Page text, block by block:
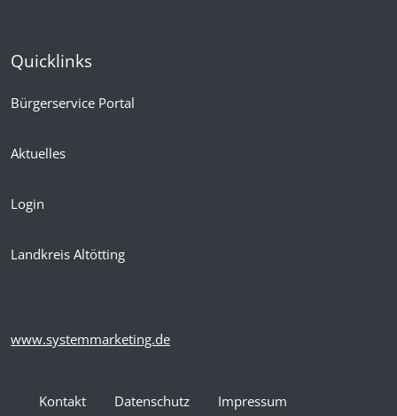
Quicklinks
Bürgerservice Portal
Aktuelles
Login
Landkreis Altötting
www.systemmarketing.de
Kontakt Datenschutz Impressum